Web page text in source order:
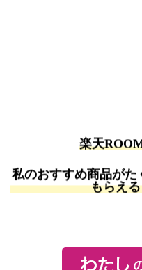
楽天
私のおすすめ商品がた
もらえ